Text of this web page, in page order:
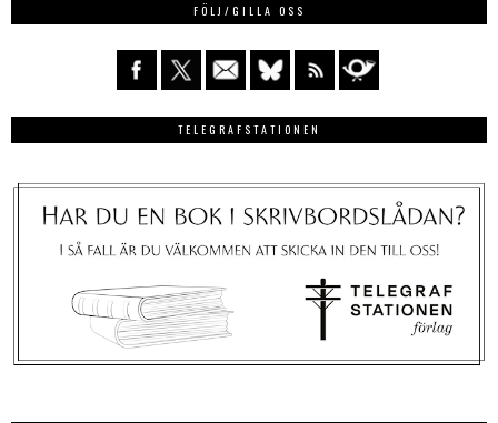
FÖLJ/GILLA OSS
TELEGRAFSTATIONEN